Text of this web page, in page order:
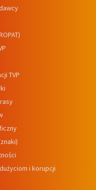
TVP
i korupcji